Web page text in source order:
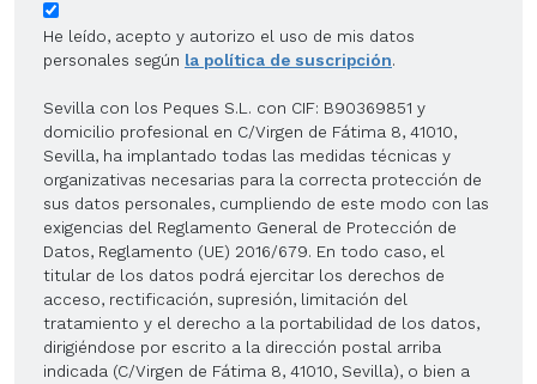
He leído, acepto y autorizo el uso de mis datos
personales según la política de suscripción.
Sevilla con los Peques S.L. con CIF: B90369851 y
domicilio profesional en C/Virgen de Fátima 8, 41010,
Sevilla, ha implantado todas las medidas técnicas y
organizativas necesarias para la correcta protección de
sus datos personales, cumpliendo de este modo con las
exigencias del Reglamento General de Protección de
Datos, Reglamento (UE) 2016/679. En todo caso, el
titular de los datos podrá ejercitar los derechos de
acceso, rectificación, supresión, limitación del
tratamiento y el derecho a la portabilidad de los datos,
dirigiéndose por escrito a la dirección postal arriba
indicada (C/Virgen de Fátima 8, 41010, Sevilla), o bien a